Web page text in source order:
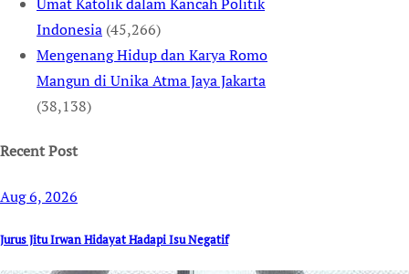
Indonesia (45,266)
Mengenang Hidup dan Karya Romo
Mangun di Unika Atma Jaya Jakarta
(38,138)
Recent Post
Aug 6, 2026
Jurus Jitu Irwan Hidayat Hadapi Isu Negatif